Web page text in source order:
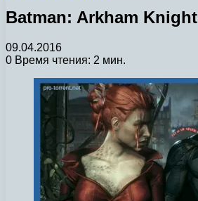
Batman: Arkham Knight
09.04.2016
0 Время чтения: 2 мин.